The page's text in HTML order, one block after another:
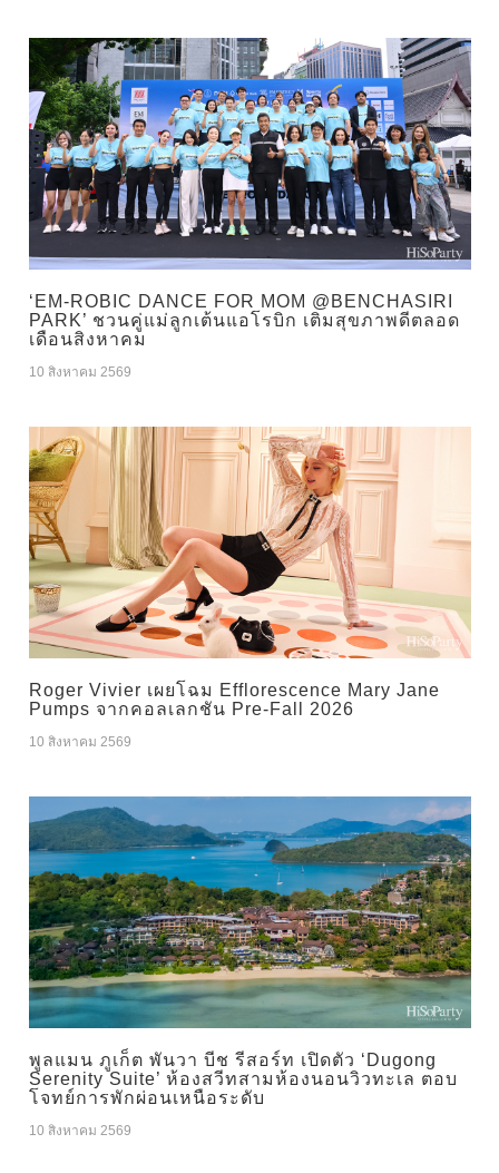
‘EM-ROBIC DANCE FOR MOM @BENCHASIRI
PARK’ ชวนคู่แม่ลูกเต้นแอโรบิก เติมสุขภาพดีตลอด
เดือนสิงหาคม
10 สิงหาคม 2569
Roger Vivier เผยโฉม Efflorescence Mary Jane
Pumps จากคอลเลกชัน Pre-Fall 2026
10 สิงหาคม 2569
พูลแมน ภูเก็ต พันวา บีช รีสอร์ท เปิดตัว ‘Dugong
Serenity Suite’ ห้องสวีทสามห้องนอนวิวทะเล ตอบ
โจทย์การพักผ่อนเหนือระดับ
10 สิงหาคม 2569